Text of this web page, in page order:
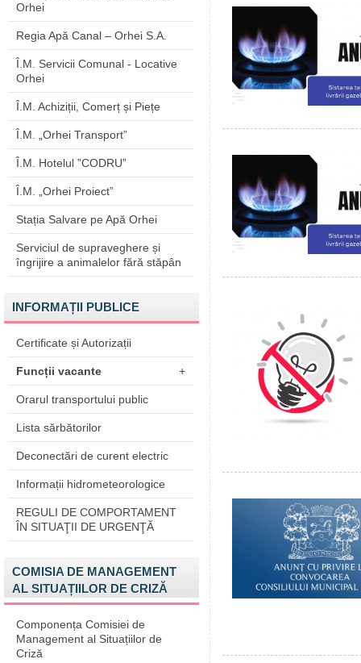
Orhei
Regia Apă Canal – Orhei S.A.
Î.M. Servicii Comunal - Locative
Orhei
Î.M. Achiziții, Comerț și Piețe
Î.M. „Orhei Transport”
Î.M. Hotelul ”CODRU”
Î.M. „Orhei Proiect”
Stația Salvare pe Apă Orhei
Serviciul de supraveghere și
îngrijire a animalelor fără stăpân
INFORMAȚII PUBLICE
Certificate și Autorizații
Funcții vacante +
Orarul transportului public
Lista sărbătorilor
Deconectări de curent electric
Informații hidrometeorologice
REGULI DE COMPORTAMENT
ÎN SITUAŢII DE URGENŢĂ
COMISIA DE MANAGEMENT
AL SITUAȚIILOR DE CRIZĂ
Componența Comisiei de
Management al Situațiilor de
Criză